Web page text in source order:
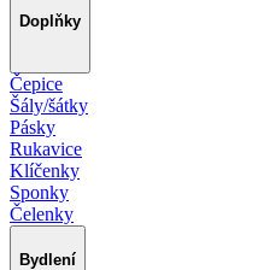
Doplňky
Čepice
Šály/šátky
Pásky
Rukavice
Klíčenky
Sponky
Čelenky
Bydlení